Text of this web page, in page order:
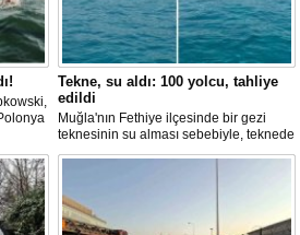
geçti.
Tekne, su aldı: 100 yolcu, tahliye
edildi
Muğla'nın Fethiye ilçesinde bir gezi
teknesinin su alması sebebiyle, teknede
bulunan 100 yolcu tahliye edildi,